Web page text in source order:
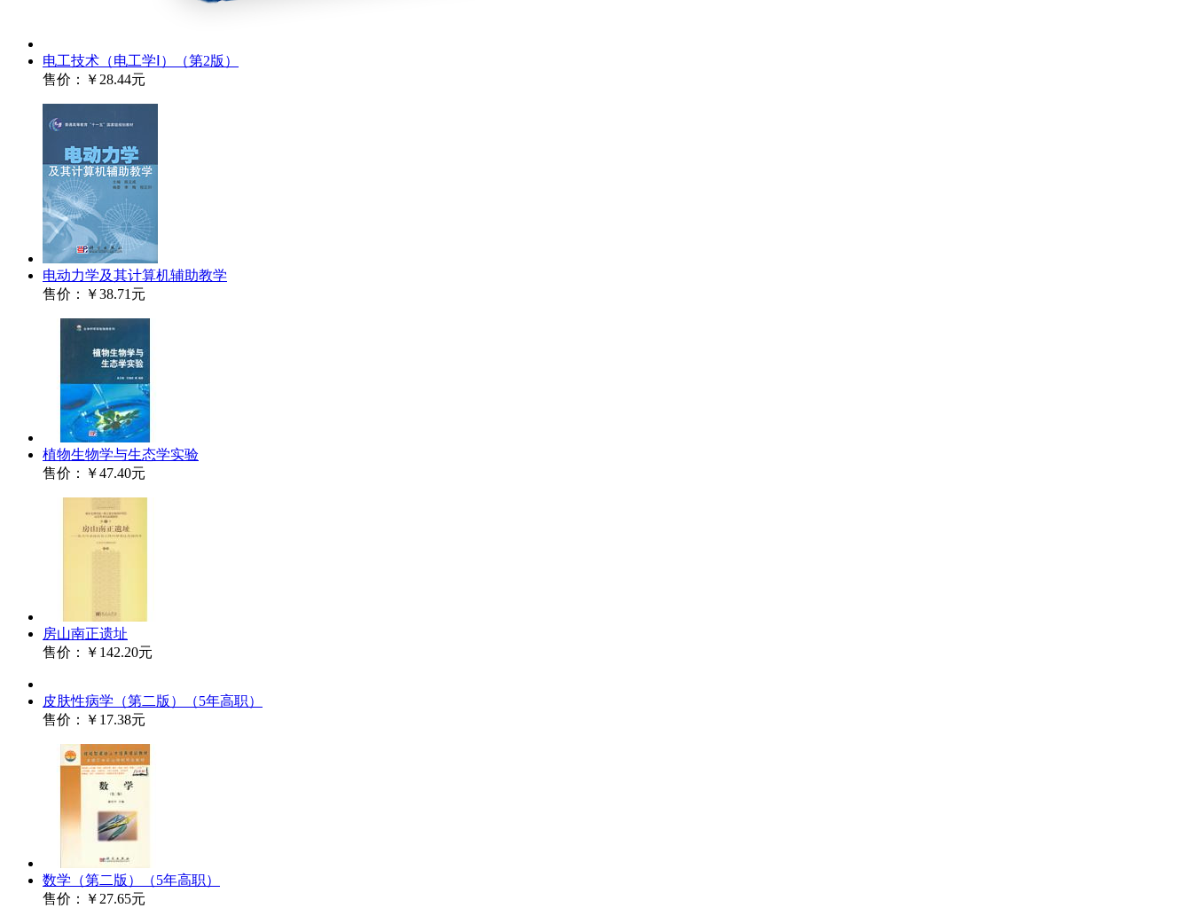
电工技术（电工学Ⅰ）（第2版）
售价：
￥28.44元
电动力学及其计算机辅助教学
售价：
￥38.71元
植物生物学与生态学实验
售价：
￥47.40元
房山南正遗址
售价：
￥142.20元
皮肤性病学（第二版）（5年高职）
售价：
￥17.38元
数学（第二版）（5年高职）
售价：
￥27.65元